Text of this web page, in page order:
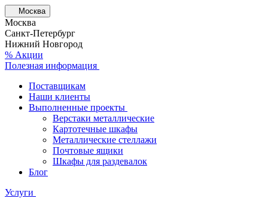
Москва
Москва
Санкт-Петербург
Нижний Новгород
% Акции
Полезная информация
Поставщикам
Наши клиенты
Выполненные проекты
Верстаки металлические
Картотечные шкафы
Металлические стеллажи
Почтовые ящики
Шкафы для раздевалок
Блог
Услуги